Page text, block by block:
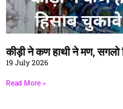
कीड़ी ने कण हाथी ने मण, सगलो
19 July 2026
Read More »